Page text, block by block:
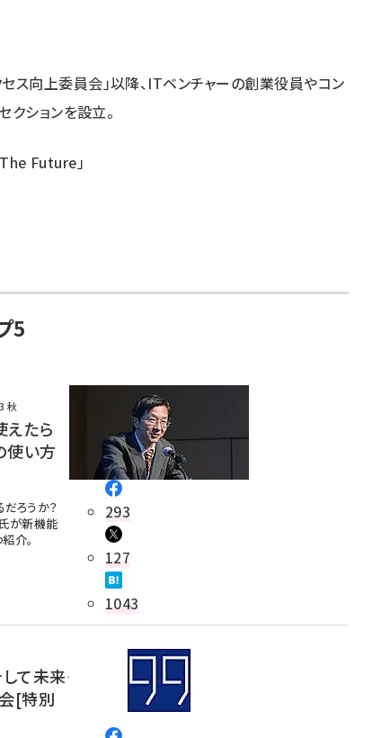
ス向上委員会」以降、ITベンチャーの創業役員やコン
クションを設立。
Future」
5
秋
えたら
使い方
ろうか？
が新機能
介。
293
127
1043
て未来――
[特別